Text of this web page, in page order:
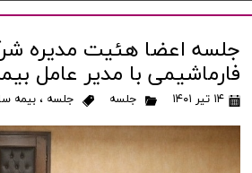
جلسه اعضا هئیت مدیره
فارماشیمی با مدیر عامل
۱۴ تیر ۱۴۰۱ جلسه جلسه ،بیمه